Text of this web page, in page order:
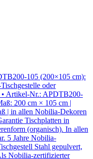
105 (200×105 cm):
oder
• Artikel-Nr.: APDTB200-
200 cm × 105 cm |
| in allen Nobilia-Dekoren
Tischplatten in
(organisch). In allen
5 Jahre Nobilia-
Stahl gepulvert,
Nobilia-zertifizierter